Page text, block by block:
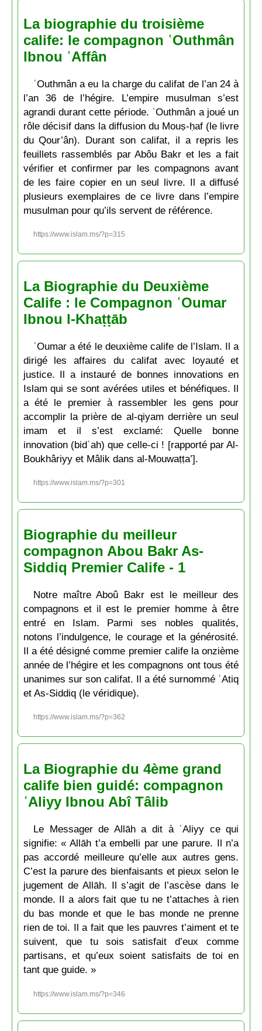
La biographie du troisième
calife: le compagnon ʿOuthmân
Ibnou ʿAffân
ʿOuthmân a eu la charge du califat de l’an 24 à
l’an 36 de l’hégire. L’empire musulman s’est
agrandi durant cette période. ʿOuthmân a joué un
rôle décisif dans la diffusion du Mouṣ-ḥaf (le livre
du Qour’ân). Durant son califat, il a repris les
feuillets rassemblés par Abôu Bakr et les a fait
vérifier et confirmer par les compagnons avant
de les faire copier en un seul livre. Il a diffusé
plusieurs exemplaires de ce livre dans l’empire
musulman pour qu’ils servent de référence.
https://www.islam.ms/?p=315
La Biographie du Deuxième
Calife : le Compagnon ʿOumar
Ibnou l-Khaṭṭāb
ʿOumar a été le deuxième calife de l’Islam. Il a
dirigé les affaires du califat avec loyauté et
justice. Il a instauré de bonnes innovations en
Islam qui se sont avérées utiles et bénéfiques. Il
a été le premier à rassembler les gens pour
accomplir la prière de al-qiyam derrière un seul
imam et il s’est exclamé: Quelle bonne
innovation (bidʿah) que celle-ci ! [rapporté par Al-
Boukhâriyy et Mâlik dans al-Mouwaṭṭa’].
https://www.islam.ms/?p=301
Biographie du meilleur
compagnon Abou Bakr As-
Siddiq Premier Calife - 1
Notre maître Aboû Bakr est le meilleur des
compagnons et il est le premier homme à être
entré en Islam. Parmi ses nobles qualités,
notons l’indulgence, le courage et la générosité.
Il a été désigné comme premier calife la onzième
année de l’hégire et les compagnons ont tous été
unanimes sur son califat. Il a été surnommé ʿAtiq
et As-Siddiq (le véridique).
https://www.islam.ms/?p=362
La Biographie du 4ème grand
calife bien guidé: compagnon
ʿAliyy Ibnou Abî Tâlib
Le Messager de Allāh a dit à ʿAliyy ce qui
signifie: « Allāh t’a embelli par une parure. Il n’a
pas accordé meilleure qu’elle aux autres gens.
C’est la parure des bienfaisants et pieux selon le
jugement de Allāh. Il s’agit de l’ascèse dans le
monde. Il a alors fait que tu ne t’attaches à rien
du bas monde et que le bas monde ne prenne
rien de toi. Il a fait que les pauvres t’aiment et te
suivent, que tu sois satisfait d’eux comme
partisans, et qu’eux soient satisfaits de toi en
tant que guide. »
https://www.islam.ms/?p=346